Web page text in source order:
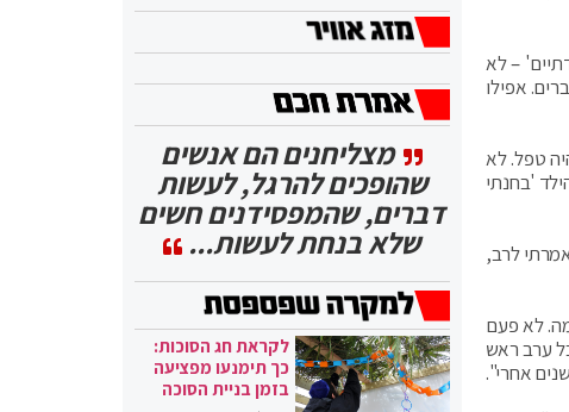
– לא
אפילו
טפל. לא
'בחנתי
לרב,
לא פעם
ערב ראש
אחרי".
מצליחנים הם אנשים
שהופכים להרגל, לעשות
דברים, שהמפסידנים חשים
שלא בנחת לעשות...
לקראת חג הסוכות:
כך תימנעו מפציעה
בזמן בניית הסוכה